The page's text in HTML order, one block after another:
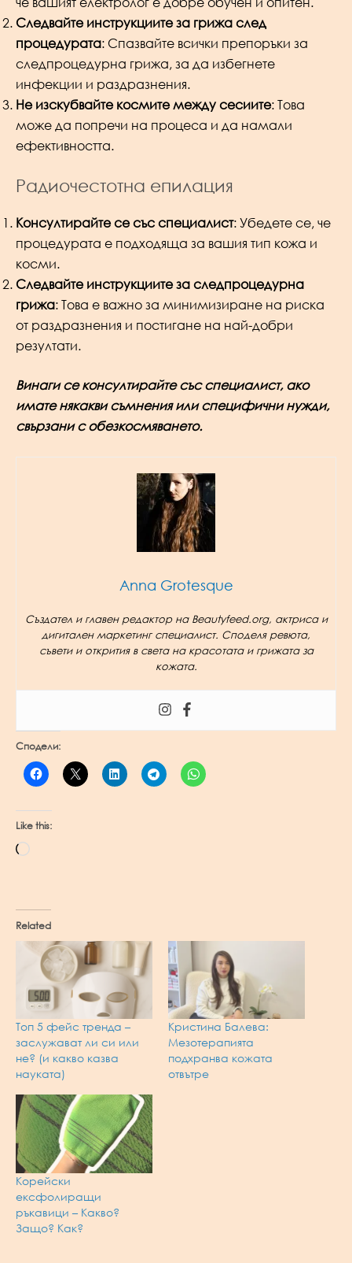
Следвайте инструкциите за грижа след
процедурата: Спазвайте всички препоръки за
следпроцедурна грижа, за да избегнете
инфекции и раздразнения.
Не изскубвайте космите между сесиите: Това
може да попречи на процеса и да намали
ефективността.
Радиочестотна епилация
Консултирайте се със специалист: Убедете се, че
процедурата е подходяща за вашия тип кожа и
косми.
Следвайте инструкциите за следпроцедурна
грижа: Това е важно за минимизиране на риска
от раздразнения и постигане на най-добри
резултати.
Винаги се консултирайте със специалист, ако
имате някакви съмнения или специфични нужди,
свързани с обезкосмяването.
Anna Grotesque
Създател и главен редактор на Beautyfeed.org, актриса и
дигитален маркетинг специалист. Споделя ревюта,
съвети и открития в света на красотата и грижата за
кожата.
Сподели:
Like this:
Loading…
Related
Топ 5 фейс тренда –
заслужават ли си или
не? (и какво казва
науката)
Кристина Балева:
Мезотерапията
подхранва кожата
отвътре
Корейски
ексфолиращи
ръкавици – Какво?
Защо? Как?